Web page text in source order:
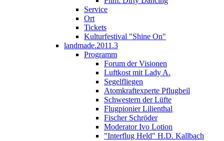
Service
Ort
Tickets
Kulturfestival "Shine On"
landmade.2011.3
Programm
Forum der Visionen
Luftkost mit Lady A.
Segelfliegen
Atomkraftexperte Pflugbeil
Schwestern der Lüfte
Flugpionier Lilienthal
Fischer Schröder
Moderator Ivo Lotion
"Interflug Held" H.D. Kallbach